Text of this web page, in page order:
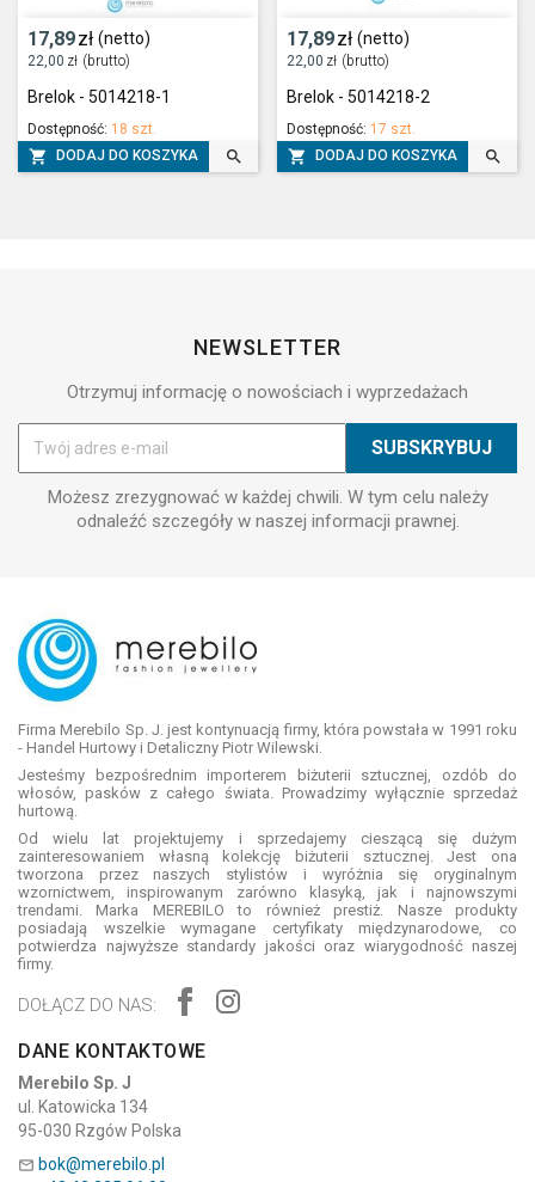
17,89zł (netto)
22,00 zł (brutto)
Brelok - 5014218-1
Dostępność: 18 szt.
 DODAJ DO KOSZYKA 
17,89zł (netto)
22,00 zł (brutto)
Brelok - 5014218-2
Dostępność: 17 szt.
 DODAJ DO KOSZYKA 
NEWSLETTER
Otrzymuj informację o nowościach i wyprzedażach
Możesz zrezygnować w każdej chwili. W tym celu należy
odnaleźć szczegóły w naszej informacji prawnej.
Firma Merebilo Sp. J. jest kontynuacją firmy, która powstała w 1991 roku
- Handel Hurtowy i Detaliczny Piotr Wilewski.
Jesteśmy bezpośrednim importerem biżuterii sztucznej, ozdób do
włosów, pasków z całego świata. Prowadzimy wyłącznie sprzedaż
hurtową.
Od wielu lat projektujemy i sprzedajemy cieszącą się dużym
zainteresowaniem własną kolekcję biżuterii sztucznej. Jest ona
tworzona przez naszych stylistów i wyróżnia się oryginalnym
wzornictwem, inspirowanym zarówno klasyką, jak i najnowszymi
trendami. Marka MEREBILO to również prestiż. Nasze produkty
posiadają wszelkie wymagane certyfikaty międzynarodowe, co
potwierdza najwyższe standardy jakości oraz wiarygodność naszej
firmy.
DOŁĄCZ DO NAS:
DANE KONTAKTOWE
Merebilo Sp. J
ul. Katowicka 134
95-030 Rzgów Polska
 bok@merebilo.pl